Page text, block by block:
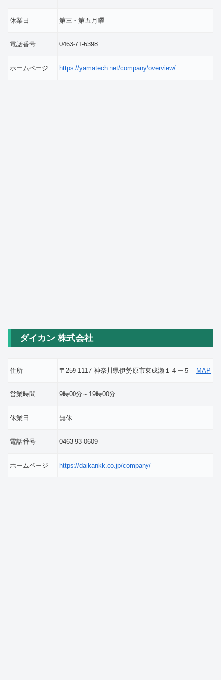
休業日 第三・第五月曜
電話番号 0463-71-6398
ホームページ https://yamatech.net/company/overview/
ダイカン 株式会社
住所 〒259-1117 神奈川県伊勢原市東成瀬１４ー５ MAP
営業時間 9時00分～19時00分
休業日 無休
電話番号 0463-93-0609
ホームページ https://daikankk.co.jp/company/